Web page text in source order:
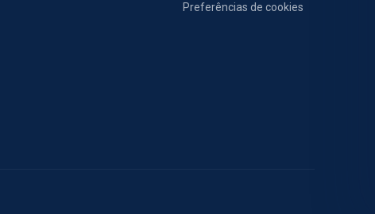
Preferências de cookies